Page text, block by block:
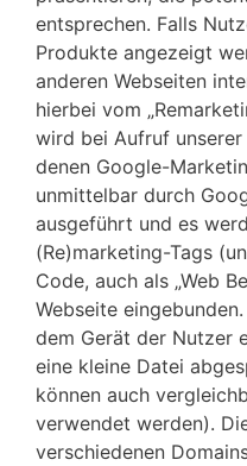
entsprechen. Falls
Produkte angezeigt
anderen Webseiten
hierbei vom
wird bei Aufruf
denen Google-
unmittelbar durch
ausgeführt und es
(Re)marketing-Tags
Code, auch als „Web
Webseite
dem Gerät der Nutzer
eine kleine Datei
können auch
verwendet werden).
verschiedenen